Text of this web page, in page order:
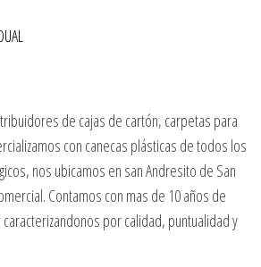
entradas
de cajas de cartón, carpetas para
con canecas plásticas de todos los
nos ubicamos en san Andresito de San
Contamos con mas de 10 años de
por calidad, puntualidad y